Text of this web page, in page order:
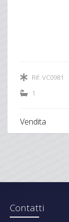
Rif. VC0981
1
Vendita
Contatti